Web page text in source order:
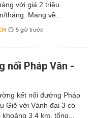
với giá 2 triệu
tháng. Mang về...
5 giờ trước
nối Pháp Vân -
kết nối đường Pháp
Giẽ với Vành đai 3 có
khoảng 3,4 km, tổng...